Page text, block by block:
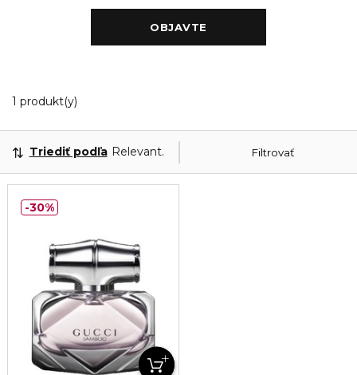
OBJAVTE
1 produkt(y)
Filtrovať
Triediť podľa Relevantnosť
30%